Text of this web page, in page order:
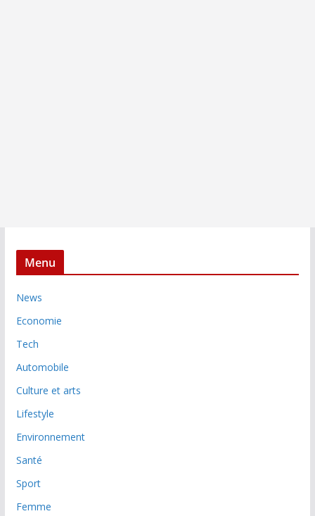
Menu
News
Economie
Tech
Automobile
Culture et arts
Lifestyle
Environnement
Santé
Sport
Femme